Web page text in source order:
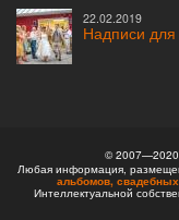
22.02.2019
Надписи для
© 2007—2020
Любая информация,
альбомов,
Интеллектуальной